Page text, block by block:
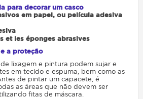
para decorar um casco
em papel, ou película adesiva
et les éponges abrasives
a proteção
lixagem e pintura podem sujar e
em tecido e espuma, bem como as
de pintar um capacete, é
as áreas que não devem ser
fitas de máscara.